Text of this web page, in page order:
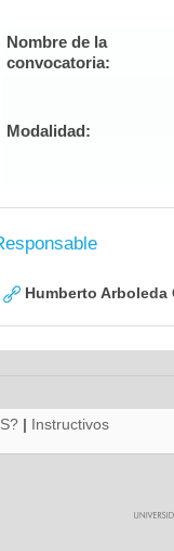
Nombre de la
convocatoria:
Modalidad:
Humberto Arboleda
| Instructivos